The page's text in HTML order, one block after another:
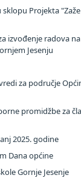
Projekta
izvođenje radova
Jesenju
za područje
promidžbe za
2025. godine
Dana općine
Gornje Jesenje